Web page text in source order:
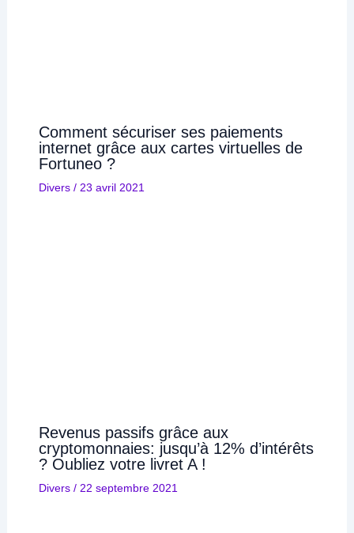
Comment sécuriser ses paiements
internet grâce aux cartes virtuelles de
Fortuneo ?
Divers/ 23 avril 2021
Revenus passifs grâce aux
cryptomonnaies: jusqu’à 12% d’intérêts
? Oubliez votre livret A !
Divers/ 22 septembre 2021